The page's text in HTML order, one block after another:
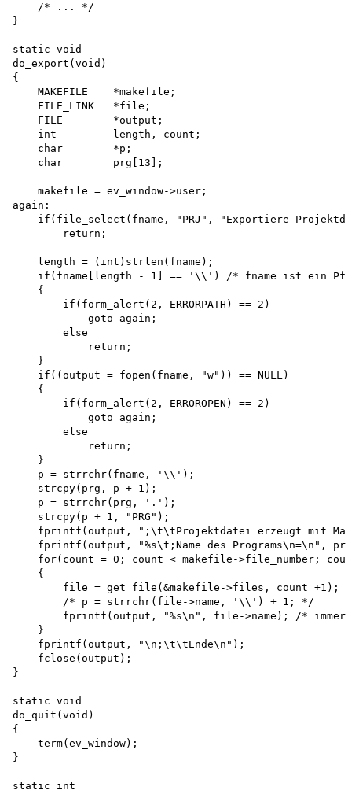
    /* ... */
}
static void
do_export(void)
{
    MAKEFILE    *makefile;
    FILE_LINK   *file;
    FILE        *output;
    int         length, count;
    char        *p;
    char        prg[13];
    makefile = ev_window->user;
again:
if(file_select(fname, "PRJ", "Exportiere
        return;
    length = (int)strlen(fname);
if(fname[length - 1] == '\\') /* fname ist ein
    {
        if(form_alert(2, ERRORPATH) == 2)
            goto again;
        else
            return;
    }
    if((output = fopen(fname, "w")) == NULL)
    {
        if(form_alert(2, ERROROPEN) == 2)
            goto again;
        else
            return;
    }
    p = strrchr(fname, '\\');
    strcpy(prg, p + 1);
    p = strrchr(prg, '.');
    strcpy(p + 1, "PRG");
fprintf(output, ";\t\tProjektdatei erzeugt mit
fprintf(output, "%s\t;Name des Programs\n=\n",
for(count = 0; count < makefile->file_number;
    {
        file = get_file(&makefile->files, count +1);
        /* p = strrchr(file->name, '\\') + 1; */
fprintf(output, "%s\n", file->name); /* immer
    }
    fprintf(output, "\n;\t\tEnde\n");
    fclose(output);
}
static void
do_quit(void)
{
    term(ev_window);
}
static int